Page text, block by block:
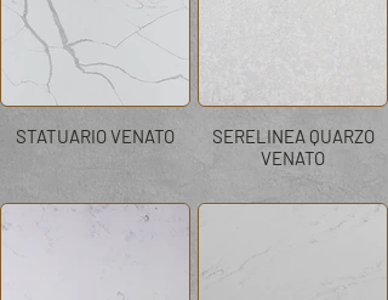
STATUARIO VENATO
SERELINEA QUARZO
VENATO